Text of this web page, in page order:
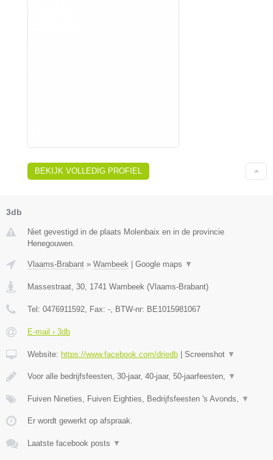
BEKIJK VOLLEDIG PROFIEL
3db
Niet gevestigd in de plaats Molenbaix en in de provincie
Henegouwen.
Vlaams-Brabant » Wambeek Google maps ▼
Massestraat, 30 1741 Wambeek (Vlaams-Brabant)
Tel: 0476911592 , Fax: - , BTW-nr: BE1015981067
E-mail › 3db
Website: https://www.facebook.com/driedb Screenshot ▼
Voor alle bedrijfsfeesten, 30-jaar, 40-jaar, 50-jaarfeesten, ▼
Fuiven Nineties, Fuiven Eighties, Bedrijfsfeesten 's Avonds, ▼
Er wordt gewerkt op afspraak.
Laatste facebook posts ▼